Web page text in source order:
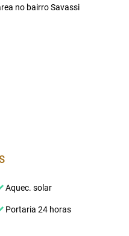
no bairro Savassi
Aquec. solar
Portaria 24 horas